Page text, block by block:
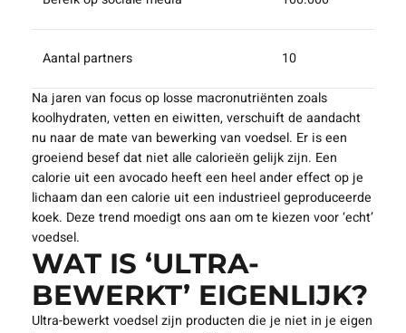
Aantal partners 10
Na jaren van focus op losse macronutriënten zoals
koolhydraten, vetten en eiwitten, verschuift de aandacht
nu naar de mate van bewerking van voedsel. Er is een
groeiend besef dat niet alle calorieën gelijk zijn. Een
calorie uit een avocado heeft een heel ander effect op je
lichaam dan een calorie uit een industrieel geproduceerde
koek. Deze trend moedigt ons aan om te kiezen voor ‘echt’
voedsel.
WAT IS ‘ULTRA-
BEWERKT’ EIGENLIJK?
Ultra-bewerkt voedsel zijn producten die je niet in je eigen